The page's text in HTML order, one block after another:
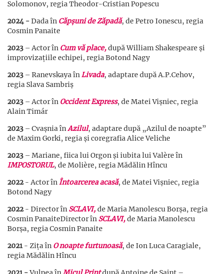
Solomonov, regia Theodor-Cristian Popescu
2024 - Dada în Căpșuni de Zăpadă, de Petro Ionescu, regia
Cosmin Panaite
2023 – Actor în Cum vă place,după William Shakespeare și
improvizațiile echipei, regia Botond Nagy
2023 – Ranevskaya înLivada, adaptare după A.P.Cehov,
regia Slava Sambriș
2023 – Actor în Occident Express, de Matei Vișniec, regia
Alain Timár
2023 – Cvașnia înAzilul, adaptare după „Azilul de noapte”
de Maxim Gorki, regia și coregrafia Alice Veliche
2023 – Mariane, fiica lui Orgon și iubita lui Valère în
IMPOSTORUL, de Molière, regia Mădălin Hîncu
2022 - Actor înÎntoarcerea acasă, de Matei Vișniec, regia
Botond Nagy
2022- Director în SCLAVI,de Maria Manolescu Borșa, regia
Cosmin PanaiteDirector în SCLAVI,de Maria Manolescu
Borșa, regia Cosmin Panaite
2021- Zița în O noapte furtunoasă, de Ion Luca Caragiale,
regia Mădălin Hîncu